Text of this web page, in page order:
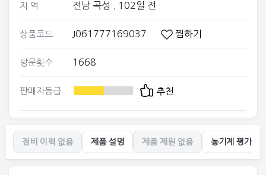
지 역 전남 곡성 . 102일 전
상품코드 J061777169037 찜하기
방문횟수 1668
판매자등급 추천
정비 이력 없음 제품 설명 제품 제원 없음 농기계 평가